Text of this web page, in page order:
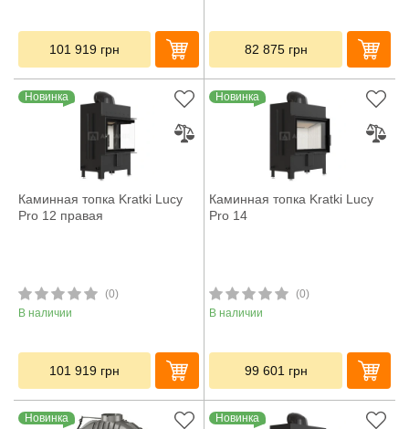
101 919 грн 82 875 грн
Новинка
Каминная топка Kratki Lucy
Pro 12 правая
(0)
В наличии
101 919 грн
Новинка
Каминная топка Kratki Lucy
Pro 14
(0)
В наличии
99 601 грн
Новинка Новинка